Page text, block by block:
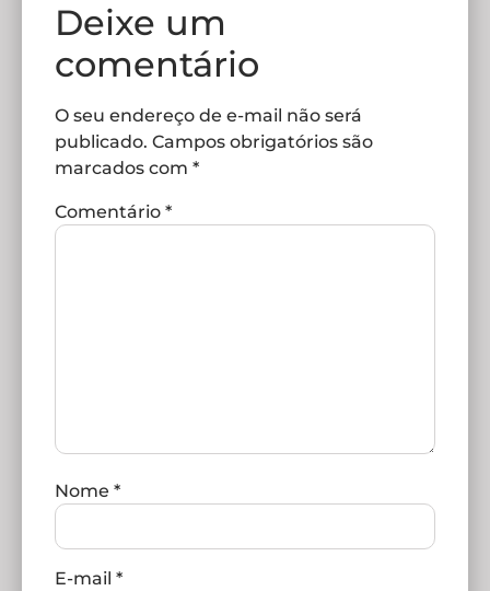
Deixe um
comentário
O seu endereço de e-mail não será
publicado. Campos obrigatórios são
marcados com *
Comentário *
Nome *
E-mail *